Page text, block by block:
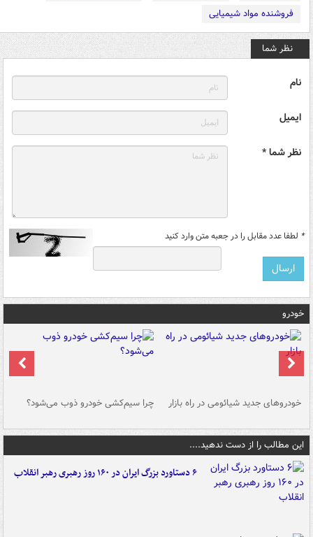
فروشنده مواد شیمیایی
نظر شما
نام
ایمیل
نظر شما *
* لطفا عدد مقابل را در جعبه متن وارد کنید
خودرو
خودروهای جدید شیائومی در راه بازار چرا سیم‌کشی خودرو ذوب می‌شود؟
این مطالب را از دست ندهید....
۶ دستاورد بزرگ ایران در ۱۶۰ روز رهبری رهبر انقلاب